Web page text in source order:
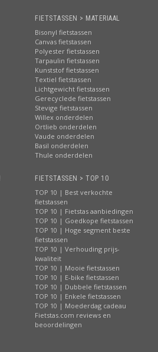
FIETSTASSEN > MATERIAAL
Bisonyl fietstassen
Canvas fietstassen
Polyester fietstassen
Tarpaulin fietstassen
Kunststof fietstassen
Textiel fietstassen
Lichtgewicht fietstassen
Gerecyclede fietstassen
Stevige fietstassen
Willex onderdelen
Ortlieb onderdelen
Vaude onderdelen
Basil onderdelen
Thule onderdelen
FIETSTASSEN > TOP 10
TOP 10 | Best verkochte
fietstassen
TOP 10 | Fietstas aanbiedingen
TOP 10 | Goedkope fietstassen
TOP 10 | Hoge segment beste
fietstassen
TOP 10 | Verhouding prijs-
kwaliteit
TOP 10 | Mooie fietstassen
TOP 10 | E-bike fietstassen
TOP 10 | Dubbele fietstassen
TOP 10 | Enkele fietstassen
TOP 10 | Moederdag cadeau
Fietstas.com reviews en
beoordelingen